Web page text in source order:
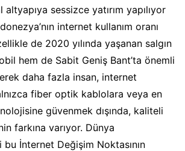
altyapıya sessizce yatırım yapılıyor
internet kullanım oranı
de 2020 yılında yaşanan salgın
hem de Sabit Geniş Bant’ta önemli
daha fazla insan, internet
fiber optik kablolara veya en
güvenmek dışında, kaliteli
farkına varıyor. Dünya
bu İnternet Değişim Noktasının